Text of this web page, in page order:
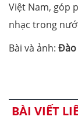
Việt Nam, góp
nhạc trong
Bài và ảnh:
BÀI VIẾT